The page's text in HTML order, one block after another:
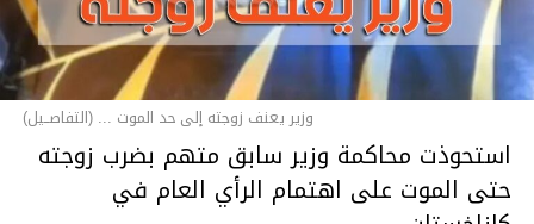
وزير يعنف زوجته إلى حد الموت ... (التفاصــيل)
استحوذت محاكمة وزير سابق متهم بضرب زوجته
حتى الموت على اهتمام الرأي العام في